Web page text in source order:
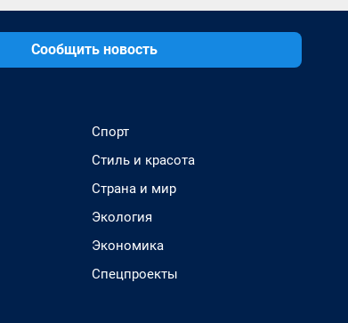
Сообщить новость
Спорт
Стиль и красота
Страна и мир
Экология
Экономика
Спецпроекты